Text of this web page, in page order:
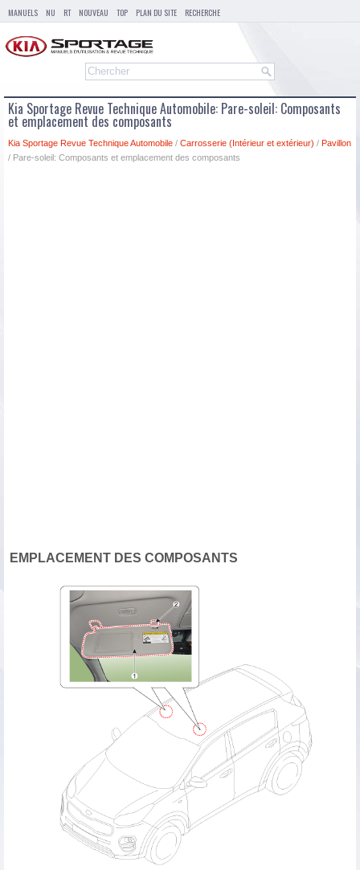
MANUELS NU RT NOUVEAU TOP PLAN DU SITE RECHERCHE
Kia Sportage Revue Technique Automobile: Pare-soleil: Composants
et emplacement des composants
Kia Sportage Revue Technique Automobile / Carrosserie (Intérieur et extérieur) / Pavillon
/ Pare-soleil: Composants et emplacement des composants
EMPLACEMENT DES COMPOSANTS